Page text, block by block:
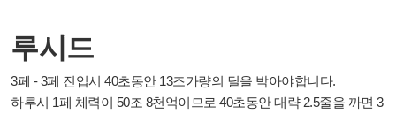
루시드
3페 -3페 진입시 40초동안 13조가량의 딜을 박아야합니다.
하루시 1페 체력이 50조 8천억이므로 40초동안 대략 2.5줄을 까면 3